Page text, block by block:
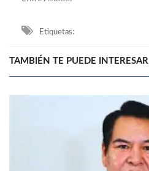
Etiquetas:
TAMBIÉN TE PUEDE INTERESAR